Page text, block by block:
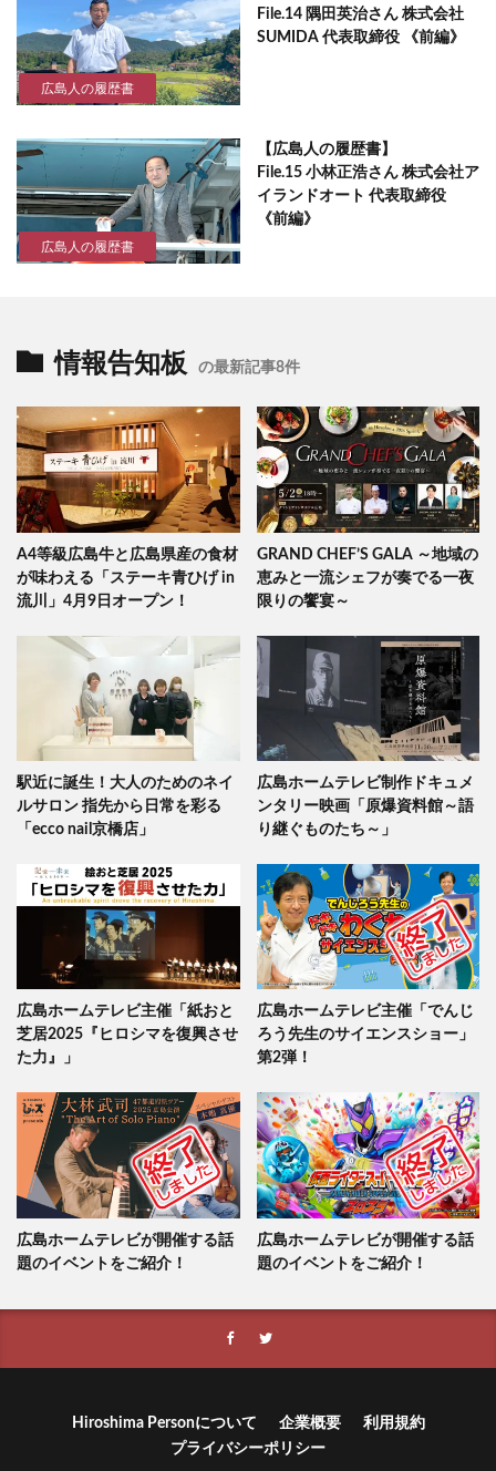
広島人の履歴書
File.14 隅田英治さん 株式会社
SUMIDA 代表取締役 《前編》
広島人の履歴書
【広島人の履歴書】
File.15 小林正浩さん 株式会社ア
イランドオート 代表取締役
《前編》
情報告知板 の最新記事8件
A4等級広島牛と広島県産の食材
が味わえる「ステーキ青ひげ in
流川」4月9日オープン！
GRAND CHEF’S GALA ～地域の
恵みと一流シェフが奏でる一夜
限りの饗宴～
駅近に誕生！大人のためのネイ
ルサロン 指先から日常を彩る
「ecco nail京橋店」
広島ホームテレビ制作ドキュメ
ンタリー映画「原爆資料館～語
り継ぐものたち～」
広島ホームテレビ主催「紙おと
芝居2025『ヒロシマを復興させ
た力』」
広島ホームテレビ主催「でんじ
ろう先生のサイエンスショー」
第2弾！
広島ホームテレビが開催する話
題のイベントをご紹介！
広島ホームテレビが開催する話
題のイベントをご紹介！
Hiroshima Personについて 企業概要
利用規約
プライバシーポリシー